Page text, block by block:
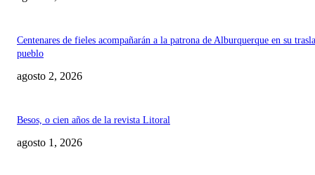
Centenares de fieles acompañarán a la patrona de Alburquerque en su
pueblo
agosto 2, 2026
Besos, o cien años de la revista Litoral
agosto 1, 2026